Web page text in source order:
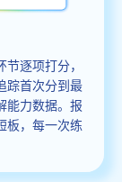
逐项打分，
踪首次分到最
能力数据。报
板，每一次练